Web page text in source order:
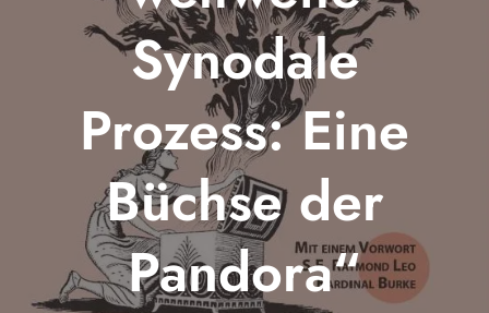
Synodale
Prozess: Eine
Büchse der
Pandora“